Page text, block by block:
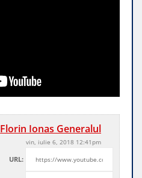
Florin Ionas Generalul
vin, iulie 6, 2018 12:41pm
URL: